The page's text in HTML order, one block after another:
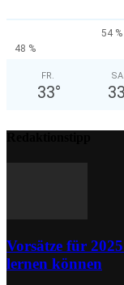
54 %
48 %
FR.
33°
SA.
33
Vorsätze für
lernen können